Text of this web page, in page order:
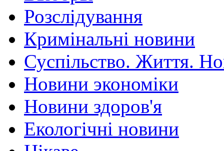
Розслідування
Кримінальні новини
Суспільство. Життя.
Новини экономіки
Новини здоров'я
Екологічні новини